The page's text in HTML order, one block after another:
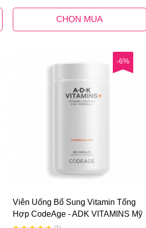
CHỌN MUA
-6%
Viên Uống Bổ Sung Vitamin Tổng
Hợp CodeAge - ADK VITAMINS Mỹ